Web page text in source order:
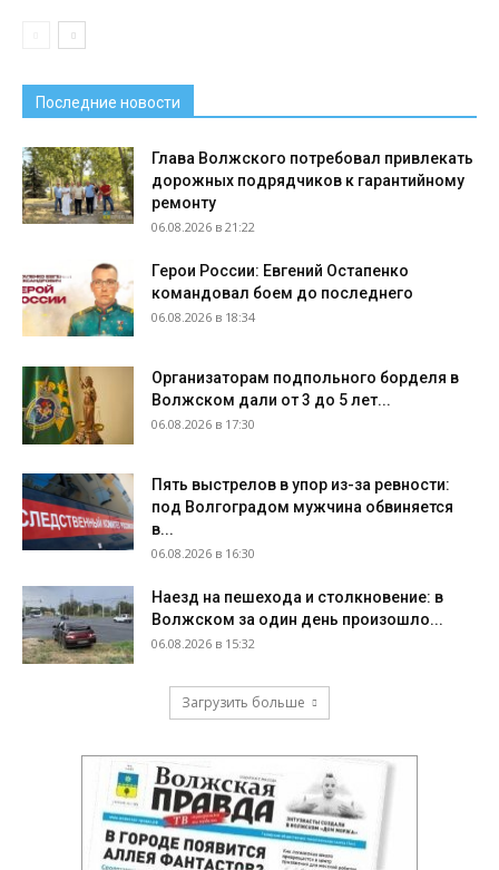
Последние новости
Глава Волжского потребовал привлекать
дорожных подрядчиков к гарантийному
ремонту
06.08.2026 в 21:22
Герои России: Евгений Остапенко
командовал боем до последнего
06.08.2026 в 18:34
Организаторам подпольного борделя в
Волжском дали от 3 до 5 лет...
06.08.2026 в 17:30
Пять выстрелов в упор из-за ревности:
под Волгоградом мужчина обвиняется
в...
06.08.2026 в 16:30
Наезд на пешехода и столкновение: в
Волжском за один день произошло...
06.08.2026 в 15:32
Загрузить больше